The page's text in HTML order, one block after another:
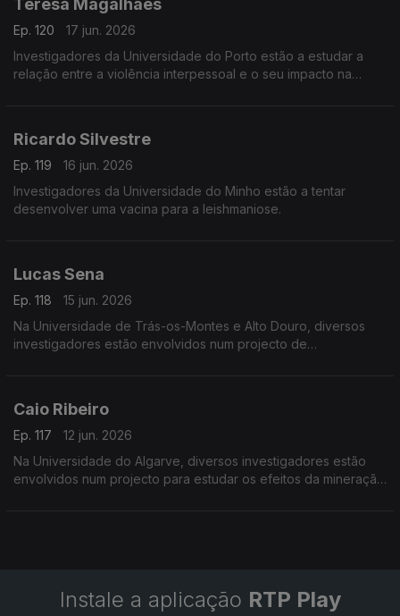
Teresa Magalhães
Ep. 120
17 jun. 2026
Investigadores da Universidade do Porto estão a estudar a
relação entre a violência interpessoal e o seu impacto na
Ricardo Silvestre
Ep. 119
16 jun. 2026
Investigadores da Universidade do Minho estão a tentar
desenvolver uma vacina para a leishmaniose.
Lucas Sena
Ep. 118
15 jun. 2026
Na Universidade de Trás-os-Montes e Alto Douro, diversos
investigadores estão envolvidos num projecto de
Caio Ribeiro
Ep. 117
12 jun. 2026
Na Universidade do Algarve, diversos investigadores estão
envolvidos num projecto para estudar os efeitos da mineração
Instale a aplicação RTP Play